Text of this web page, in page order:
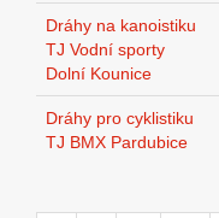
Dráhy na kanoistiku
TJ Vodní sporty
Dolní Kounice
Dráhy pro cyklistiku
TJ BMX Pardubice